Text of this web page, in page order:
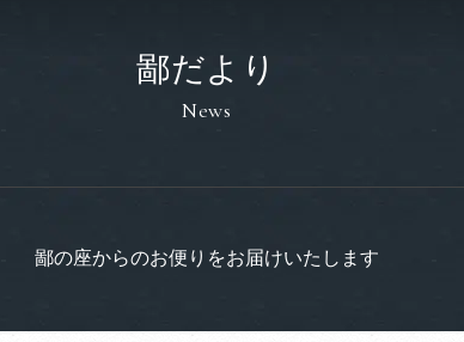
鄙だより
News
鄙の座からのお便りをお届けいたします